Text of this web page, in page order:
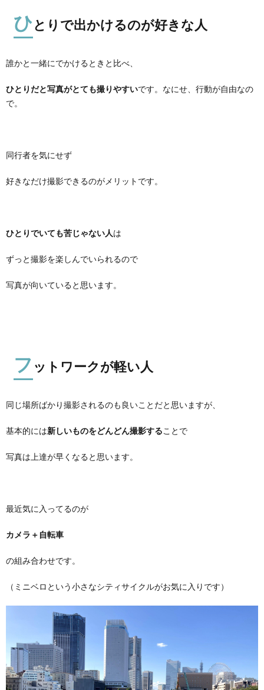
ひとりで出かけるのが好きな人
誰かと一緒にでかけるときと比べ、
ひとりだと写真がとても撮りやすいです。なにせ、行動が自由なの
で。
同行者を気にせず
好きなだけ撮影できるのがメリットです。
ひとりでいても苦じゃない人は
ずっと撮影を楽しんでいられるので
写真が向いていると思います。
フ ットワークが軽い人
同じ場所ばかり撮影されるのも良いことだと思いますが、
基本的には新しいものをどんどん撮影することで
写真は上達が早くなると思います。
最近気に入ってるのが
カメラ＋自転車
の組み合わせです。
（ミニベロという小さなシティサイクルがお気に入りです）